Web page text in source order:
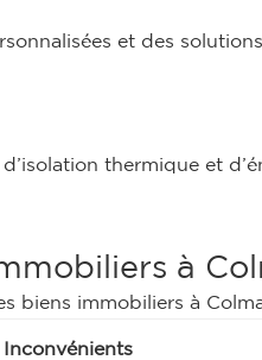
et des
thermique et
à
biens immobiliers à
Inconvénients